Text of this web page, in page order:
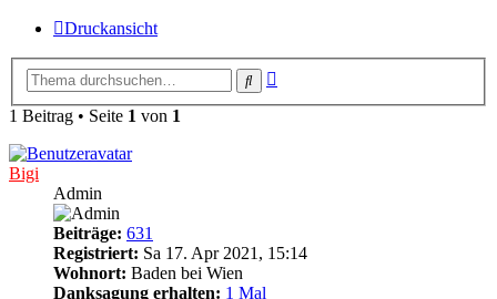
Druckansicht
Suche
1 Beitrag • Seite 1 von 1
Bigi
Admin
Beiträge: 631
Registriert: Sa 17. Apr 2021, 15:14
Wohnort: Baden bei Wien
Danksagung erhalten: 1 Mal